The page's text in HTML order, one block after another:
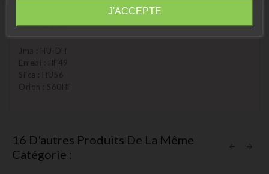
Comparatif :
Jma : HU-DH
Errebi : HF49
Silca : HU56
Orion : S60HF
16 D'autres Produits De La Même
Catégorie :
J'ACCEPTE
Information